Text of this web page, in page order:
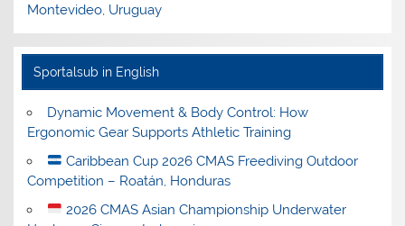
Montevideo, Uruguay
Sportalsub in English
Dynamic Movement & Body Control: How
Ergonomic Gear Supports Athletic Training
Caribbean Cup 2026 CMAS Freediving Outdoor
Competition – Roatán, Honduras
2026 CMAS Asian Championship Underwater